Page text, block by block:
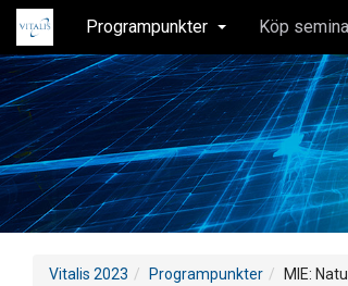
Programpunkter Köp
Vitalis 2023 Programpunkter MIE: